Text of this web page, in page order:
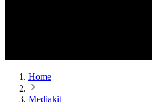
Home
Mediakit